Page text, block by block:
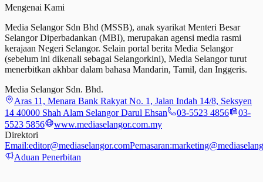
Mengenai Kami
Media Selangor Sdn Bhd (MSSB), anak syarikat Menteri Besar
Selangor Diperbadankan (MBI), merupakan agensi media rasmi
kerajaan Negeri Selangor. Selain portal berita Media Selangor
(sebelum ini dikenali sebagai Selangorkini), Media Selangor turut
menerbitkan akhbar dalam bahasa Mandarin, Tamil, dan Inggeris.
Media Selangor Sdn. Bhd.
Aras 11, Menara Bank Rakyat No. 1, Jalan Indah 14/8, Seksyen
14 40000 Shah Alam Selangor Darul Ehsan
03-5523 4856
03-
5523 5856
www.mediaselangor.com.my
Direktori
Email:editor@mediaselangor.comPemasaran:
Aduan Penerbitan